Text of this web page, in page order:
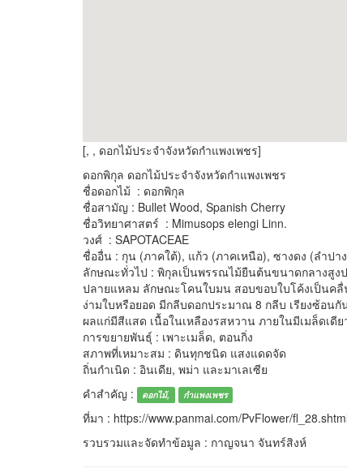
[, , ดอกไม้ประจำจังหวัดกำแพงเพชร]
ดอกพิกุล ดอกไม้ประจำจังหวัดกำแพงเพชร
ชื่อดอกไม้ : ดอกพิกุล
ชื่อสามัญ : Bullet Wood, Spanish Cherry
ชื่อวิทยาศาสตร์ : Mimusops elengi Linn.
วงศ์ : SAPOTACEAE
ชื่ออื่น : กุน (ภาคใต้), แก้ว (ภาคเหนือ), ซางดง (ลำป
ลักษณะทั่วไป : พิกุลเป็นพรรณไม้ยืนต้นขนาดกลางสูง
ปลายแหลม ลักษณะโคนใบมน สอบขอบใบโค้งเป็นคลื่
ง่ามใบหรือยอด มีกลีบดอกประมาณ 8 กลีบ เรียงซ้อน
ผลแก่มีสีแสด เนื้อในเหลืองรสหวาน ภายในมีเมล็ดเดีย
การขยายพันธุ์ : เพาะเมล็ด, ตอนกิ่ง
สภาพที่เหมาะสม : ดินทุกชนิด แสงแดดจัด
ถิ่นกำเนิด : อินเดีย, พม่า และมาเลเซีย
คำสำคัญ :
ดอกไม้, กำแพงเพชร
ที่มา : https://www.panmai.com/PvFlower/fl_28.shtml
รวบรวมและจัดทำข้อมูล : กาญจนา จันทร์สิงห์